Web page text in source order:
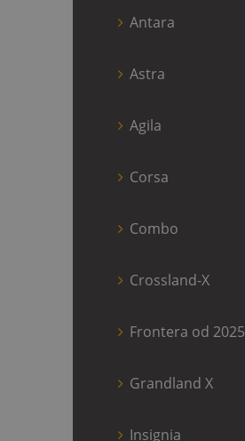
Antara
Astra
Agila
Corsa
Combo
Crossland-X
Frontera od 2025
Grandland X
Insignia